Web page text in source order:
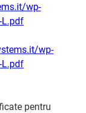
wp-
L.pdf
wp-
L.pdf
pentru